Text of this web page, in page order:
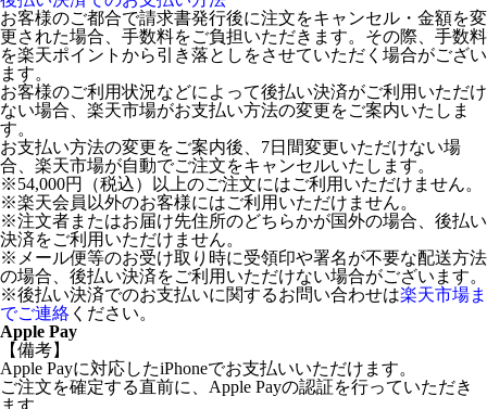
お客様のご都合で請求書発行後に注文をキャンセル・金額を変
更された場合、手数料をご負担いただきます。その際、手数料
を楽天ポイントから引き落としをさせていただく場合がござい
ます。
お客様のご利用状況などによって後払い決済がご利用いただけ
ない場合、楽天市場がお支払い方法の変更をご案内いたしま
す。
お支払い方法の変更をご案内後、7日間変更いただけない場
合、楽天市場が自動でご注文をキャンセルいたします。
※54,000円（税込）以上のご注文にはご利用いただけません。
※楽天会員以外のお客様にはご利用いただけません。
※注文者またはお届け先住所のどちらかが国外の場合、後払い
決済をご利用いただけません。
※メール便等のお受け取り時に受領印や署名が不要な配送方法
の場合、後払い決済をご利用いただけない場合がございます。
※後払い決済でのお支払いに関するお問い合わせは楽天市場ま
でご連絡 ください。
Apple Pay
【備考】
Apple Payに対応したiPhoneでお支払いいただけます。
ご注文を確定する直前に、Apple Payの認証を行っていただき